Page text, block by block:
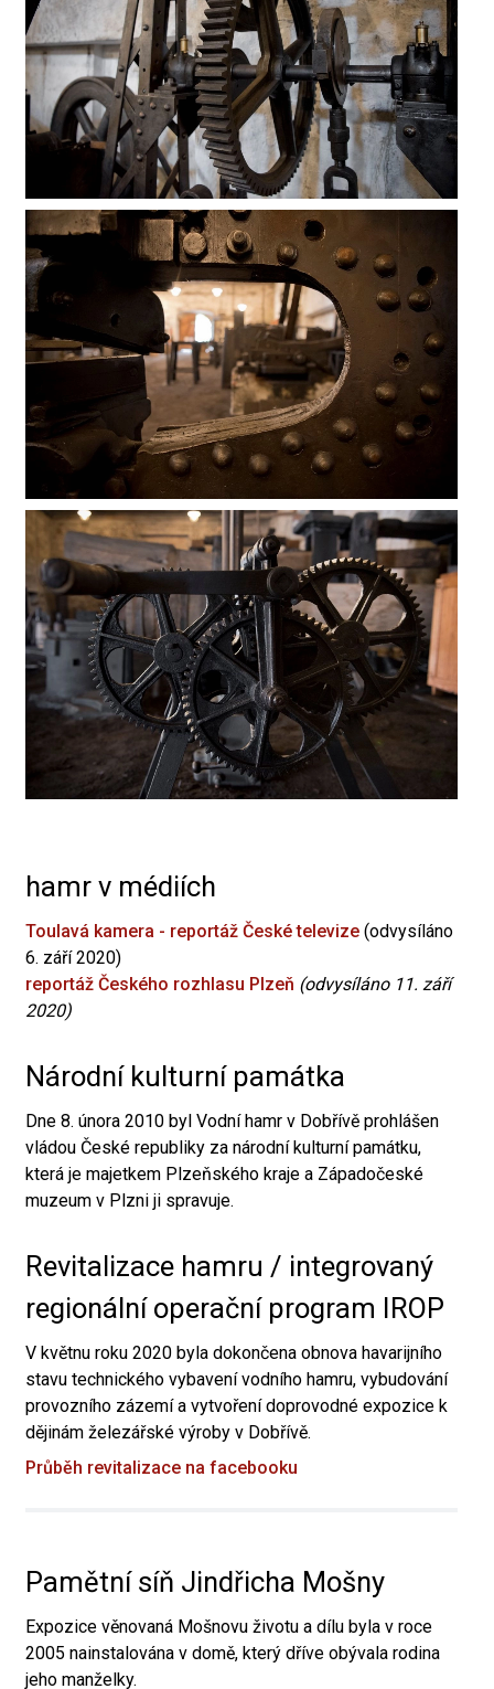
hamr v médiích
Toulavá kamera - reportáž České televize (odvysíláno
6. září 2020)
reportáž Českého rozhlasu Plzeň (odvysíláno 11. září
2020)
Národní kulturní památka
Dne 8. února 2010 byl Vodní hamr v Dobřívě prohlášen
vládou České republiky za národní kulturní památku,
která je majetkem Plzeňského kraje a Západočeské
muzeum v Plzni ji spravuje.
Revitalizace hamru / integrovaný
regionální operační program IROP
V květnu roku 2020 byla dokončena obnova havarijního
stavu technického vybavení vodního hamru, vybudování
provozního zázemí a vytvoření doprovodné expozice k
dějinám železářské výroby v Dobřívě.
Průběh revitalizace na facebooku
Pamětní síň Jindřicha Mošny
Expozice věnovaná Mošnovu životu a dílu byla v roce
2005 nainstalována v domě, který dříve obývala rodina
jeho manželky.